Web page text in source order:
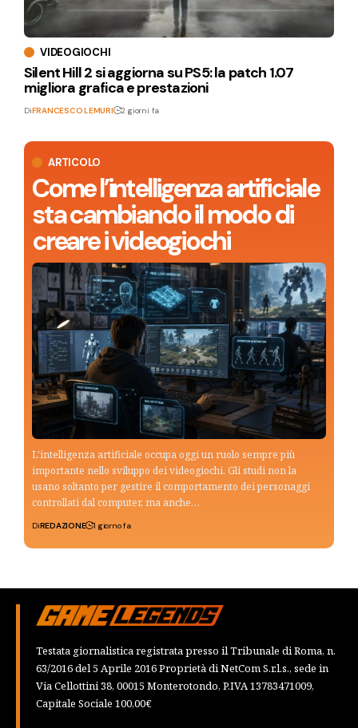
ARTICOLO
Come l’intelligenza artificiale
sta cambiando il modo di
creare i videogiochi
L'intelligenza artificiale occupa oggi un ruolo sempre più
importante nello sviluppo dei videogiochi. Gli studi non la
usano soltanto per gestire il comportamento dei personaggi
controllati dal computer, ma anche…
DiREDAZIONE 1 giorno fa
VIDEOGIOCHI
Silent Hill 2 si aggiorna su PS5: la patch 1.07
migliora grafica e prestazioni
DiFRANCESCO LEMURI 2 giorni fa
Testata giornalistica registrata presso il Tribunale di Roma, n.
63/2016 del 5 Aprile 2016 Proprietà di NetCom S.r.l.s., sede in
Via Cellottini 38, 00015 Monterotondo, P.IVA 13783471009,
Capitale Sociale 100,00€